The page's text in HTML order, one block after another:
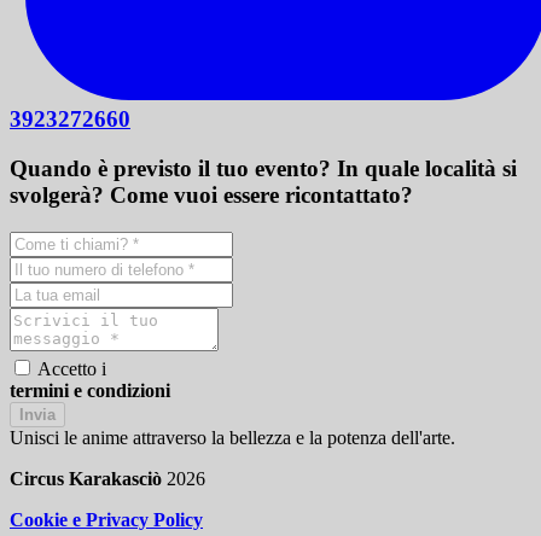
3923272660
Quando è previsto il tuo evento? In quale località si
svolgerà? Come vuoi essere ricontattato?
Accetto i
termini e condizioni
Invia
Unisci le anime attraverso la bellezza e la potenza dell'arte.
Circus Karakasciò 2026
Cookie e Privacy Policy